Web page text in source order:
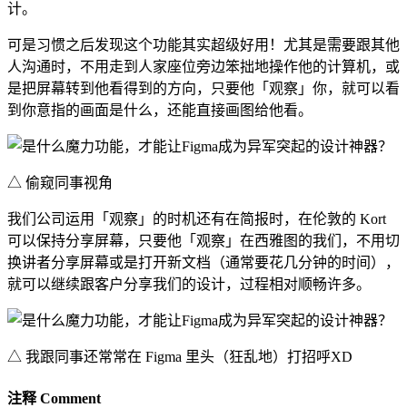
计。
可是习惯之后发现这个功能其实超级好用！尤其是需要跟其他
人沟通时，不用走到人家座位旁边笨拙地操作他的计算机，或
是把屏幕转到他看得到的方向，只要他「观察」你，就可以看
到你意指的画面是什么，还能直接画图给他看。
△ 偷窥同事视角
我们公司运用「观察」的时机还有在简报时，在伦敦的 Kort
可以保持分享屏幕，只要他「观察」在西雅图的我们，不用切
换讲者分享屏幕或是打开新文档（通常要花几分钟的时间），
就可以继续跟客户分享我们的设计，过程相对顺畅许多。
△ 我跟同事还常常在 Figma 里头（狂乱地）打招呼XD
注释 Comment